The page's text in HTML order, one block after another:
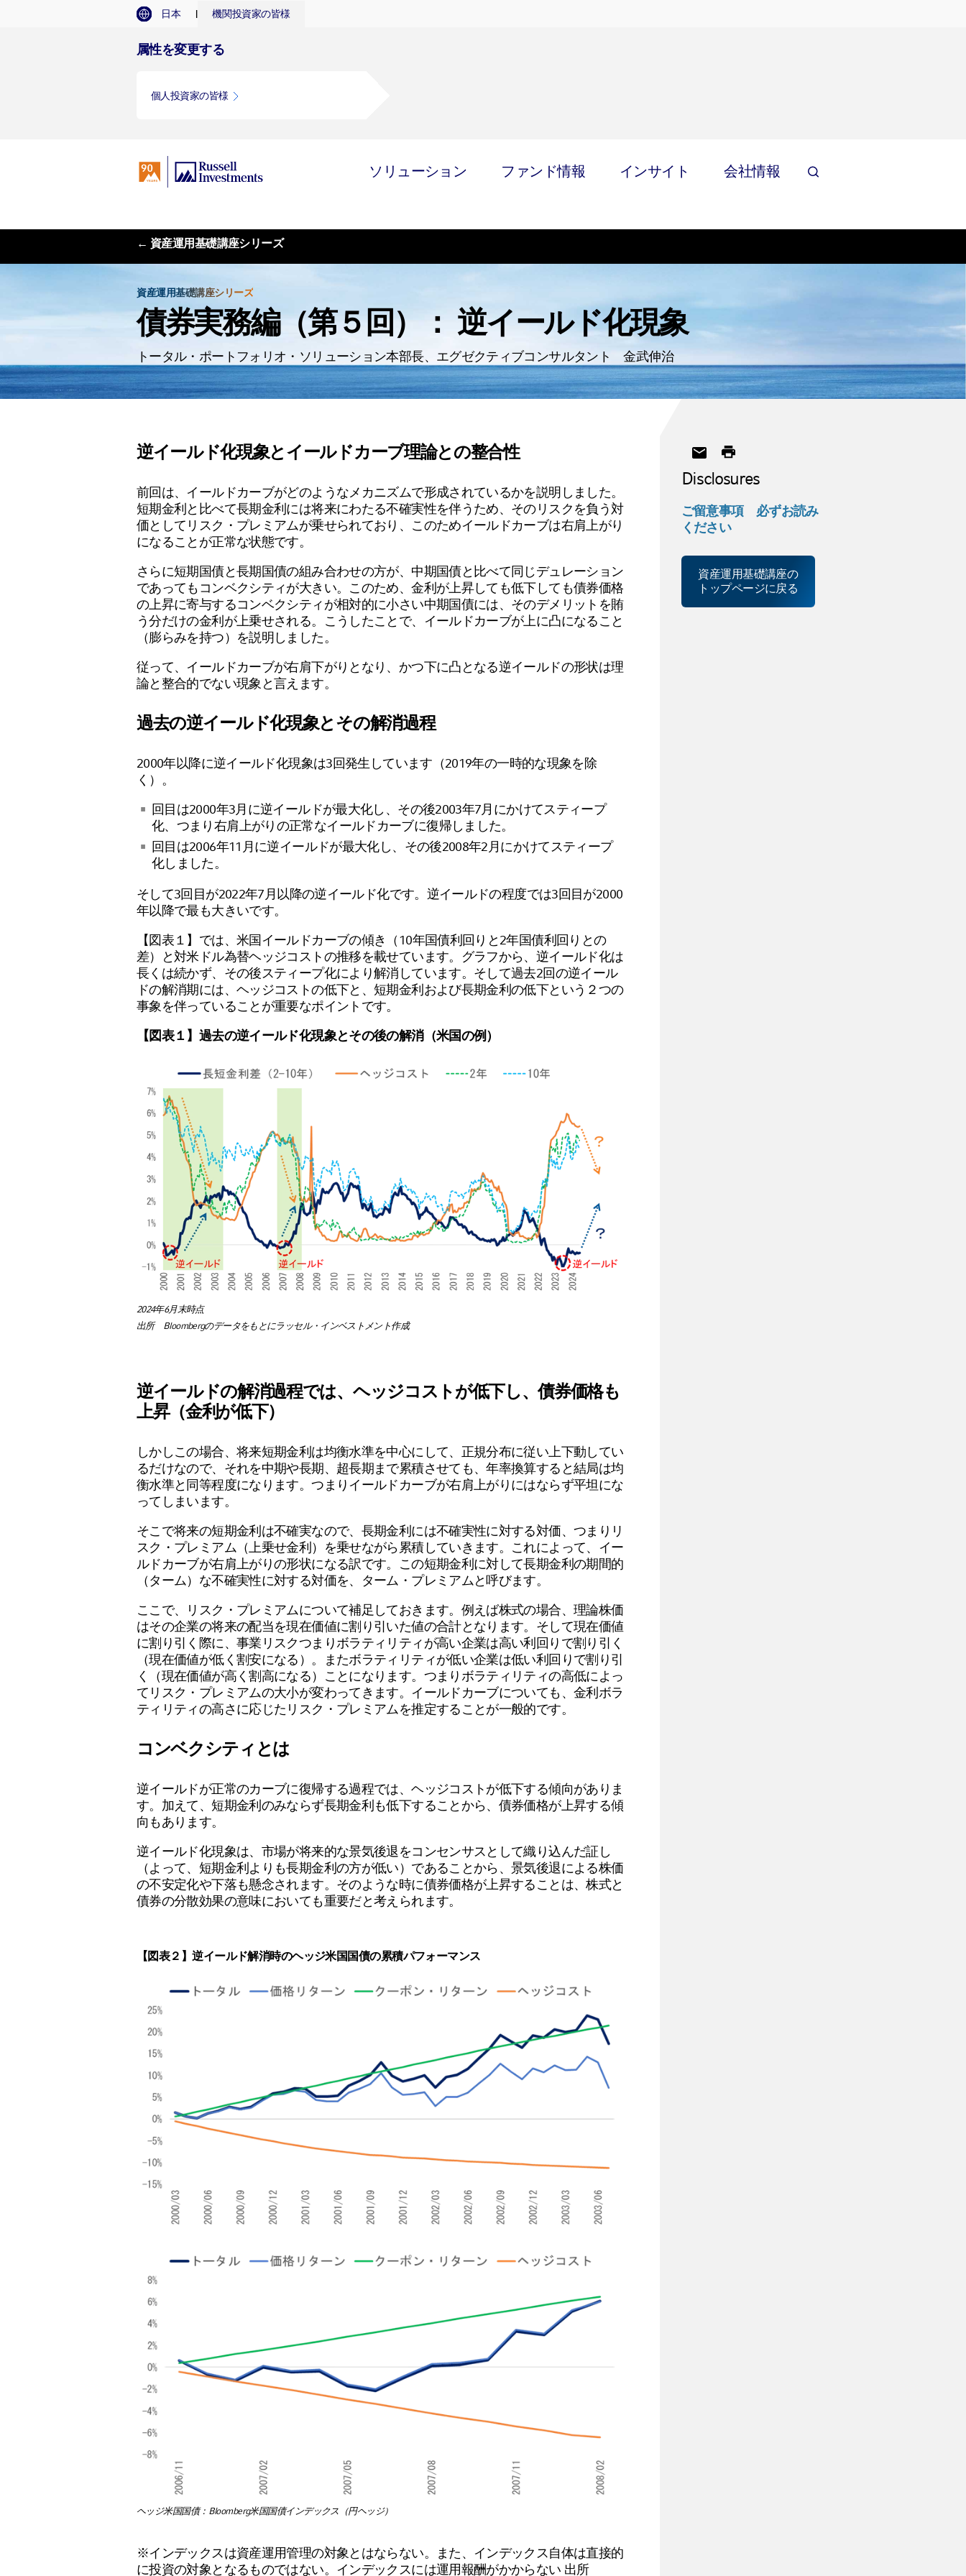
日本 I 機関投資家の皆様
属性を変更する
個人投資家の皆様
ソリューション ファンド情報 インサイト 会社情報
← 資産運用基礎講座シリーズ
資産運用基礎講座シリーズ
債券実務編（第５回）： 逆イールド化現象
トータル・ポートフォリオ・ソリューション本部長、エグゼクティブコンサルタント 金武伸治
逆イールド化現象とイールドカーブ理論との整合性
前回は、イールドカーブがどのようなメカニズムで形成されているかを説明しました。
短期金利と比べて長期金利には将来にわたる不確実性を伴うため、そのリスクを負う対
価としてリスク・プレミアムが乗せられており、このためイールドカーブは右肩上がり
になることが正常な状態です。
さらに短期国債と長期国債の組み合わせの方が、中期国債と比べて同じデュレーション
であってもコンベクシティが大きい。このため、金利が上昇しても低下しても債券価格
の上昇に寄与するコンベクシティが相対的に小さい中期国債には、そのデメリットを賄
う分だけの金利が上乗せされる。こうしたことで、イールドカーブが上に凸になること
（膨らみを持つ）を説明しました。
従って、イールドカーブが右肩下がりとなり、かつ下に凸となる逆イールドの形状は理
論と整合的でない現象と言えます。
過去の逆イールド化現象とその解消過程
2000年以降に逆イールド化現象は3回発生しています（2019年の一時的な現象を除
く）。
回目は2000年3月に逆イールドが最大化し、その後2003年7月にかけてスティープ
化、つまり右肩上がりの正常なイールドカーブに復帰しました。
回目は2006年11月に逆イールドが最大化し、その後2008年2月にかけてスティープ
化しました。
そして3回目が2022年7月以降の逆イールド化です。逆イールドの程度では3回目が2000
年以降で最も大きいです。
【図表１】では、米国イールドカーブの傾き（10年国債利回りと2年国債利回りとの
差）と対米ドル為替ヘッジコストの推移を載せています。グラフから、逆イールド化は
長くは続かず、その後スティープ化により解消しています。そして過去2回の逆イール
ドの解消期には、ヘッジコストの低下と、短期金利および長期金利の低下という２つの
事象を伴っていることが重要なポイントです。
【図表１】過去の逆イールド化現象とその後の解消（米国の例）
2024年6月末時点
出所 Bloombergのデータをもとにラッセル・インベストメント作成
逆イールドの解消過程では、ヘッジコストが低下し、債券価格も
上昇（金利が低下）
しかしこの場合、将来短期金利は均衡水準を中心にして、正規分布に従い上下動してい
るだけなので、それを中期や長期、超長期まで累積させても、年率換算すると結局は均
衡水準と同等程度になります。つまりイールドカーブが右肩上がりにはならず平坦にな
ってしまいます。
そこで将来の短期金利は不確実なので、長期金利には不確実性に対する対価、つまりリ
スク・プレミアム（上乗せ金利）を乗せながら累積していきます。これによって、イー
ルドカーブが右肩上がりの形状になる訳です。この短期金利に対して長期金利の期間的
（ターム）な不確実性に対する対価を、ターム・プレミアムと呼びます。
ここで、リスク・プレミアムについて補足しておきます。例えば株式の場合、理論株価
はその企業の将来の配当を現在価値に割り引いた値の合計となります。そして現在価値
に割り引く際に、事業リスクつまりボラティリティが高い企業は高い利回りで割り引く
（現在価値が低く割安になる）。またボラティリティが低い企業は低い利回りで割り引
く（現在価値が高く割高になる）ことになります。つまりボラティリティの高低によっ
てリスク・プレミアムの大小が変わってきます。イールドカーブについても、金利ボラ
ティリティの高さに応じたリスク・プレミアムを推定することが一般的です。
コンベクシティとは
逆イールドが正常のカーブに復帰する過程では、ヘッジコストが低下する傾向がありま
す。加えて、短期金利のみならず長期金利も低下することから、債券価格が上昇する傾
向もあります。
逆イールド化現象は、市場が将来的な景気後退をコンセンサスとして織り込んだ証し
（よって、短期金利よりも長期金利の方が低い）であることから、景気後退による株価
の不安定化や下落も懸念されます。そのような時に債券価格が上昇することは、株式と
債券の分散効果の意味においても重要だと考えられます。
【図表２】逆イールド解消時のヘッジ米国国債の累積パフォーマンス
ヘッジ米国国債：Bloomberg米国国債インデックス（円ヘッジ）
※インデックスは資産運用管理の対象とはならない。また、インデックス自体は直接的
に投資の対象となるものではない。インデックスには運用報酬がかからない 出所
Disclosures
ご留意事項 必ずお読み
ください
資産運用基礎講座の
トップページに戻る